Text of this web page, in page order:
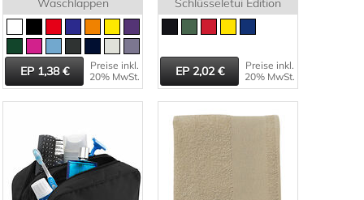
Waschlappen
1,38
Preise inkl.
20% MwSt.
Schlüsseletui Edition
2,02
Preise inkl.
20% MwSt.